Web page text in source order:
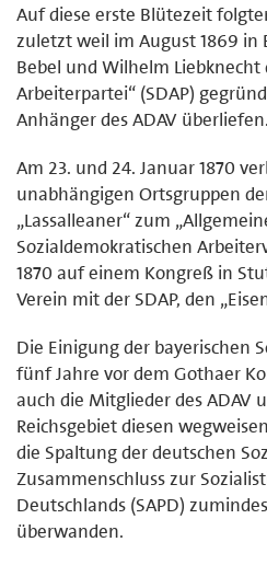
Auf diese erste Blütezeit
zuletzt weil im August 1869 in
Bebel und Wilhelm Liebknecht
Arbeiterpartei“ (SDAP)
Anhänger des ADAV überliefen.
Am 23. und 24. Januar 1870
unabhängigen Ortsgruppen
„Lassalleaner“ zum
Sozialdemokratischen
1870 auf einem Kongreß in
Verein mit der SDAP, den
Die Einigung der bayerischen
fünf Jahre vor dem Gothaer
auch die Mitglieder des ADAV
Reichsgebiet diesen
die Spaltung der deutschen
Zusammenschluss zur
Deutschlands (SAPD)
überwanden.